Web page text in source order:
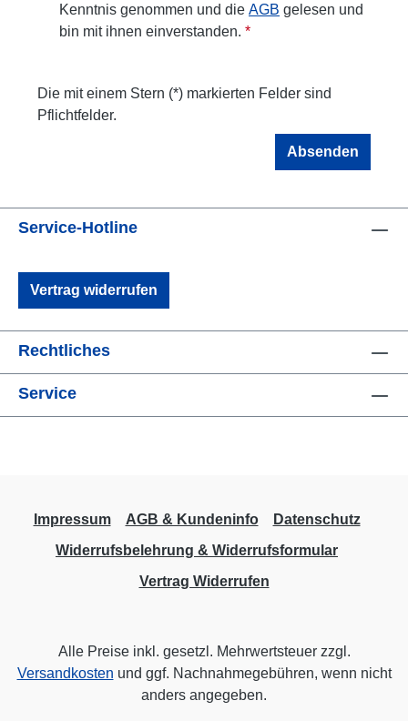
Kenntnis genommen und die AGB gelesen und
bin mit ihnen einverstanden. *
Die mit einem Stern (*) markierten Felder sind
Pflichtfelder.
Absenden
Service-Hotline
Vertrag widerrufen
Rechtliches
Service
Impressum AGB & Kundeninfo
Datenschutz
Widerrufsbelehrung & Widerrufsformular
Vertrag Widerrufen
Alle Preise inkl. gesetzl. Mehrwertsteuer zzgl.
Versandkosten und ggf. Nachnahmegebühren, wenn nicht
anders angegeben.